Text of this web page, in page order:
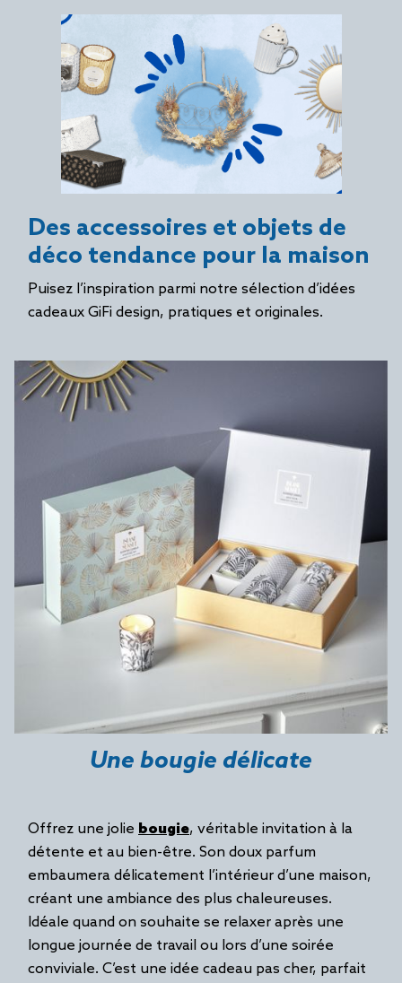
Des accessoires et objets de
déco tendance pour la maison
Puisez l’inspiration parmi notre sélection d’idées
cadeaux GiFi design, pratiques et originales.
Une bougie délicate
Offrez une jolie bougie, véritable invitation à la
détente et au bien-être. Son doux parfum
embaumera délicatement l’intérieur d’une maison,
créant une ambiance des plus chaleureuses.
Idéale quand on souhaite se relaxer après une
longue journée de travail ou lors d’une soirée
conviviale. C’est une idée cadeau pas cher, parfait